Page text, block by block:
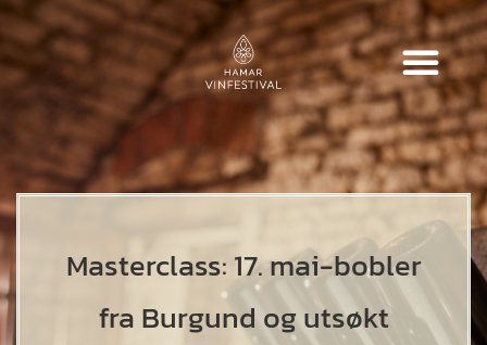
Masterclass: 17. mai-bobler
fra Burgund og utsøkt